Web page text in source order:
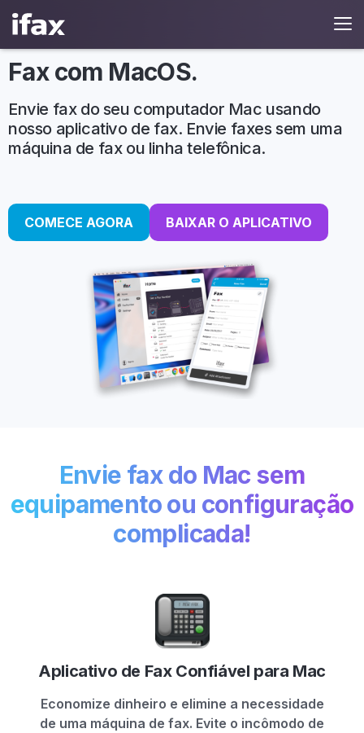
Fax com MacOS.
Envie fax do seu computador Mac usando
nosso aplicativo de fax. Envie faxes sem uma
máquina de fax ou linha telefônica.
COMECE AGORA BAIXAR O APLICATIVO
Envie fax do Mac sem
equipamento ou configuração
complicada!
Aplicativo de Fax Confiável para Mac
Economize dinheiro e elimine a necessidade
de uma máquina de fax. Evite o incômodo de